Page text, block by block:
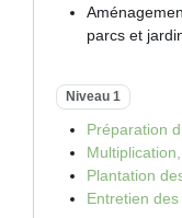
parcs et
Niveau 1
Préparation
Plantation
Entretien